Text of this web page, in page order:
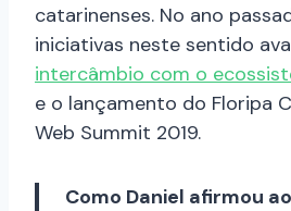
catarinenses. No ano
iniciativas neste sentido
intercâmbio com o
e o lançamento do Floripa
Web Summit 2019.
Como Daniel afirmou